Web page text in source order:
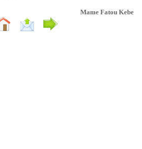
Mame Fatou Kebe